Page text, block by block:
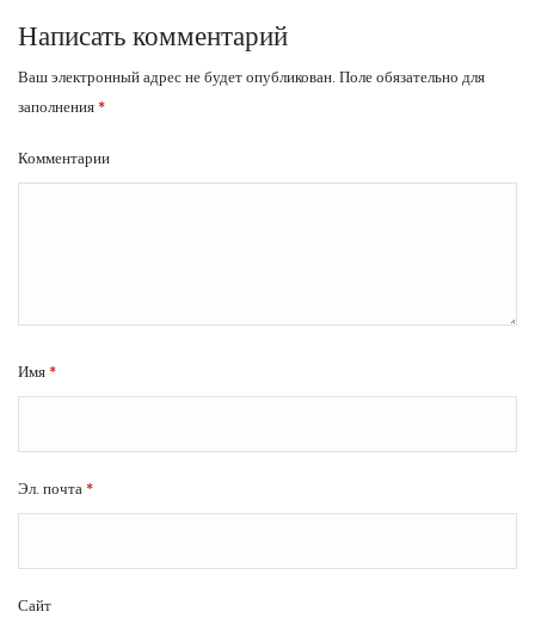
Написать комментарий
Ваш электронный адрес не будет опубликован. Поле обязательно для
заполнения *
Комментарии
Имя *
Эл. почта *
Сайт